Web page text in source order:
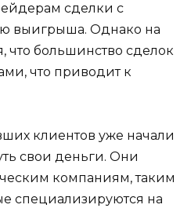
сделки с
выигрыша. Однако на
что большинство сделок
что приводит к
клиентов уже начали
свои деньги. Они
компаниям, таким
специализируются на